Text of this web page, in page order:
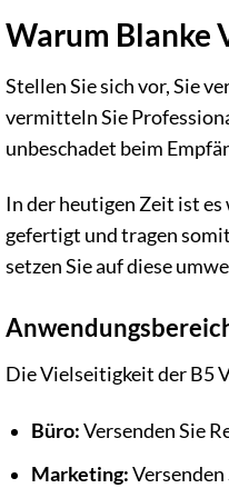
Warum Blanke
Stellen Sie sich vor, Sie
vermitteln Sie
unbeschadet beim
In der heutigen Zeit ist
gefertigt und tragen
setzen Sie auf diese
Die Vielseitigkeit der B5
Büro:Versenden Sie
Marketing: